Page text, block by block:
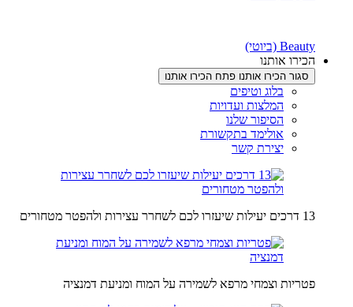
Beauty (ביוטי)
הכירו אותנו
סגור הכירו אותנו פתח הכירו אותנו
בלוג וטיפים
המלצות ועדויות
הסיפור שלנו
אולימד בתקשורת
יצירת קשר
13 דרכים יעילות שיעזרו לכם לשחרר עצירות ולהפטר מטחורים
פטריות וצמחי מרפא לשמירה על המוח ומניעת דמנציה